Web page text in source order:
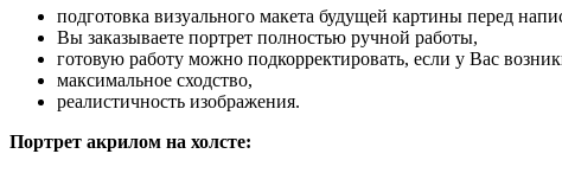
подготовка визуального макета будущей картины перед
Вы заказываете портрет полностью ручной работы,
готовую работу можно подкорректировать, если у Вас
максимальное сходство,
реалистичность изображения.
Портрет акрилом на холсте: